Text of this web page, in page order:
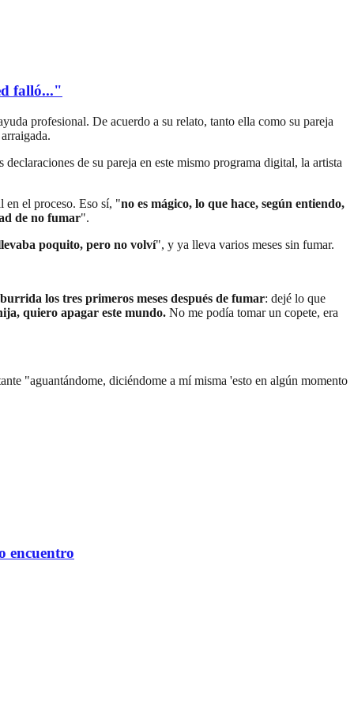
falló..."
profesional. De acuerdo a su relato, tanto ella como su pareja
de su pareja en este mismo programa digital, la artista
en el proceso. Eso sí, "no es mágico, lo que hace, según entiendo,
de no fumar".
poquito, pero no volví", y ya lleva varios meses sin fumar.
los tres primeros meses después de fumar: dejé lo que
quiero apagar este mundo. No me podía tomar un copete, era
"aguantándome, diciéndome a mí misma 'esto en algún momento
encuentro